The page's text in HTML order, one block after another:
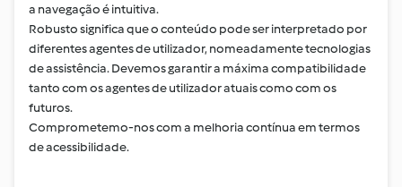
a navegação é intuitiva.
Robusto significa que o conteúdo pode ser interpretado por
diferentes agentes de utilizador, nomeadamente tecnologias
de assistência. Devemos garantir a máxima compatibilidade
tanto com os agentes de utilizador atuais como com os
futuros.
Comprometemo-nos com a melhoria contínua em termos
de acessibilidade.